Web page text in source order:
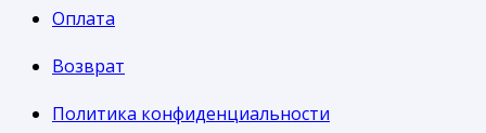
Оплата
Возврат
Политика конфиденциальности